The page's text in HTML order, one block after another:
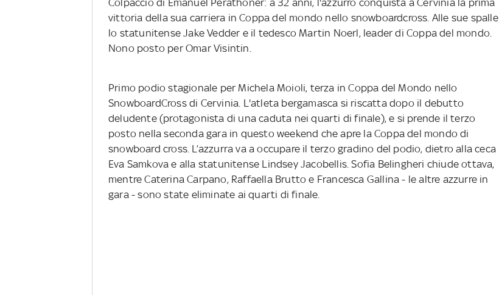
vittoria della sua carriera in Coppa del mondo nello snowboardcross. Alle sue spalle
lo statunitense Jake Vedder e il tedesco Martin Noerl, leader di Coppa del mondo.
Nono posto per Omar Visintin.
Primo podio stagionale per Michela Moioli, terza in Coppa del Mondo nello
SnowboardCross di Cervinia. L'atleta bergamasca si riscatta dopo il debutto
deludente (protagonista di una caduta nei quarti di finale), e si prende il terzo
posto nella seconda gara in questo weekend che apre la Coppa del mondo di
snowboard cross. L’azzurra va a occupare il terzo gradino del podio, dietro alla ceca
Eva Samkova e alla statunitense Lindsey Jacobellis. Sofia Belingheri chiude ottava,
mentre Caterina Carpano, Raffaella Brutto e Francesca Gallina - le altre azzurre in
gara - sono state eliminate ai quarti di finale.